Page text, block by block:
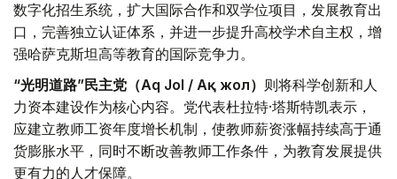
数字化招生系统，扩大国际合作和双学位项目，发展教育出
口，完善独立认证体系，并进一步提升高校学术自主权，增
强哈萨克斯坦高等教育的国际竞争力。
“光明道路”民主党（Aq Jol / Ақ жол） 则将科学创新和人
力资本建设作为核心内容。党代表杜拉特·塔斯特凯表示，
应建立教师工资年度增长机制，使教师薪资涨幅持续高于通
货膨胀水平，同时不断改善教师工作条件，为教育发展提供
更有力的人才保障。